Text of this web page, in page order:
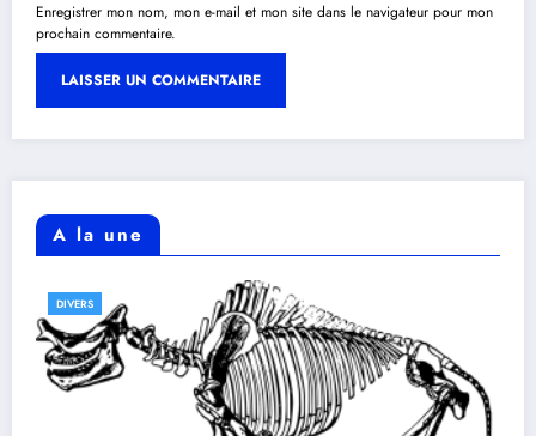
Enregistrer mon nom, mon e-mail et mon site dans le navigateur pour mon
prochain commentaire.
A la une
DIVERS